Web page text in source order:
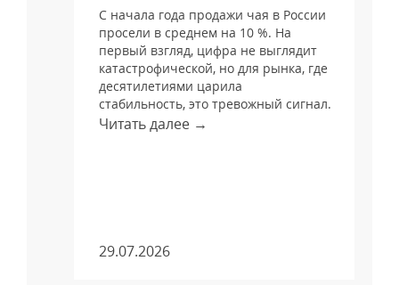
С начала года продажи чая в России
просели в среднем на 10 %. На
первый взгляд, цифра не выглядит
катастрофической, но для рынка, где
десятилетиями царила
стабильность, это тревожный сигнал.
Читать далее →
29.07.2026